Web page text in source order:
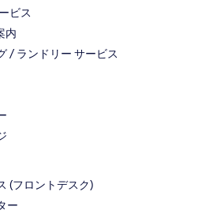
ビス
内
/ ランドリー サービス
(フロントデスク)
ー